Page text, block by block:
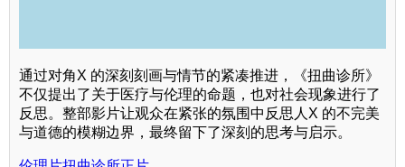
通过对角X 的深刻刻画与情节的紧凑推进，《扭曲诊所》
不仅提出了关于医疗与伦理的命题，也对社会现象进行了
反思。整部影片让观众在紧张的氛围中反思人X 的不完美
与道德的模糊边界，最终留下了深刻的思考与启示。